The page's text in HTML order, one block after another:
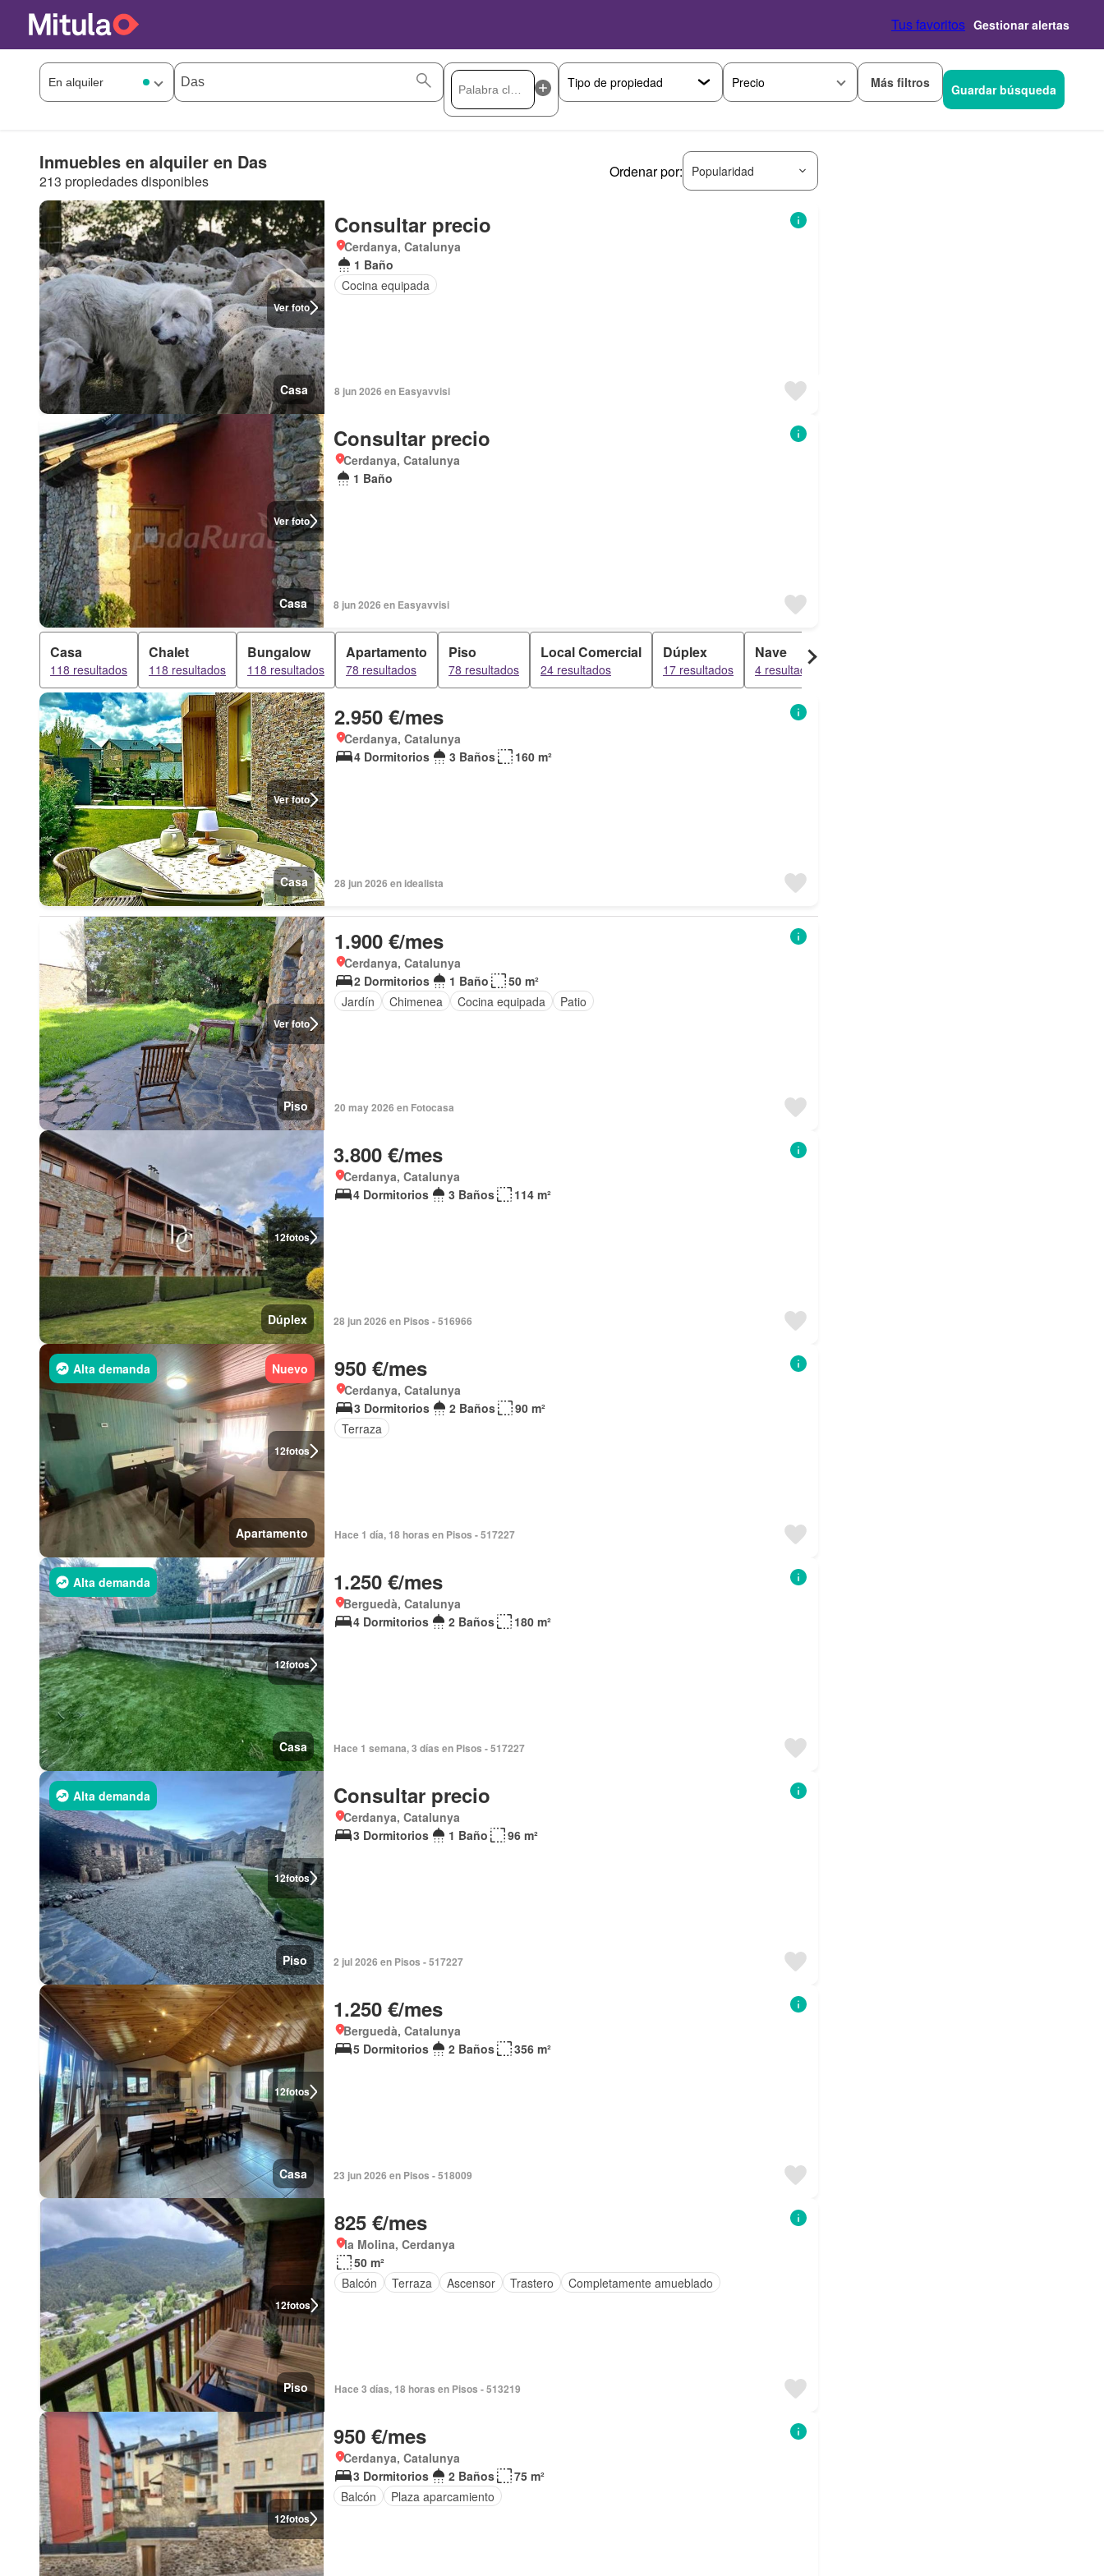
Tus favoritos Gestionar alertas
Precio Más filtros Guardar búsqueda
Inmuebles en alquiler en Das
213 propiedades disponibles
Ordenar por: Popularidad
Ver foto
Casa
Consultar precio
Cerdanya, Catalunya
1 Baño
Cocina equipada
8 jun 2026 en Easyavvisi
Ver foto
Casa
Consultar precio
Cerdanya, Catalunya
1 Baño
8 jun 2026 en Easyavvisi
Casa
118 resultados
Chalet
118 resultados
Bungalow
118 resultados
Apartamento
78 resultados
Piso
78 resultados
Local Comercial
24 resultados
Dúplex
17 resultados
Nave
4 resultados
Ver foto
Casa
2.950 €/mes
Cerdanya, Catalunya
4 Dormitorios
3 Baños 160 m²
28 jun 2026 en idealista
Ver foto
Piso
1.900 €/mes
Cerdanya, Catalunya
2 Dormitorios
1 Baño
50 m²
Jardín
Chimenea Cocina equipada Patio
20 may 2026 en Fotocasa
12fotos
Dúplex
3.800 €/mes
Cerdanya, Catalunya
4 Dormitorios
3 Baños 114 m²
28 jun 2026 en Pisos - 516966
12fotos
Alta demanda Nuevo
Apartamento
950 €/mes
Cerdanya, Catalunya
3 Dormitorios
2 Baños
90 m²
Terraza
Hace 1 día, 18 horas en Pisos - 517227
12fotos
Alta demanda
Casa
1.250 €/mes
Berguedà, Catalunya
4 Dormitorios
2 Baños 180 m²
Hace 1 semana, 3 días en Pisos - 517227
12fotos
Alta demanda
Piso
Consultar precio
Cerdanya, Catalunya
3 Dormitorios
1 Baño 96 m²
2 jul 2026 en Pisos - 517227
12fotos
Casa
1.250 €/mes
Berguedà, Catalunya
5 Dormitorios
2 Baños 356 m²
23 jun 2026 en Pisos - 518009
12fotos
Piso
825 €/mes
la Molina, Cerdanya
50 m²
Balcón
Terraza Ascensor Trastero Completamente amueblado
Hace 3 días, 18 horas en Pisos - 513219
12fotos
950 €/mes
Cerdanya, Catalunya
3 Dormitorios
2 Baños
75 m²
Balcón
Plaza aparcamiento